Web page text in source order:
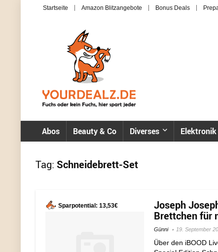
Startseite Amazon Blitzangebote Bonus Deals
Abos Beauty & Co Diverses Elektronik
Tag: Schneidebrett-Set
Sparpotential: 13,53€
Joseph
Brettchen für
Günni 19. September
Über den iBOOD